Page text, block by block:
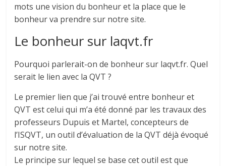
mots une vision du bonheur et la place que le
bonheur va prendre sur notre site.
Le bonheur sur laqvt.fr
Pourquoi parlerait-on de bonheur sur laqvt.fr. Quel
serait le lien avec la QVT ?
Le premier lien que j’ai trouvé entre bonheur et
QVT est celui qui m’a été donné par les travaux des
professeurs Dupuis et Martel, concepteurs de
l’ISQVT, un outil d’évaluation de la QVT déjà évoqué
sur notre site.
Le principe sur lequel se base cet outil est que